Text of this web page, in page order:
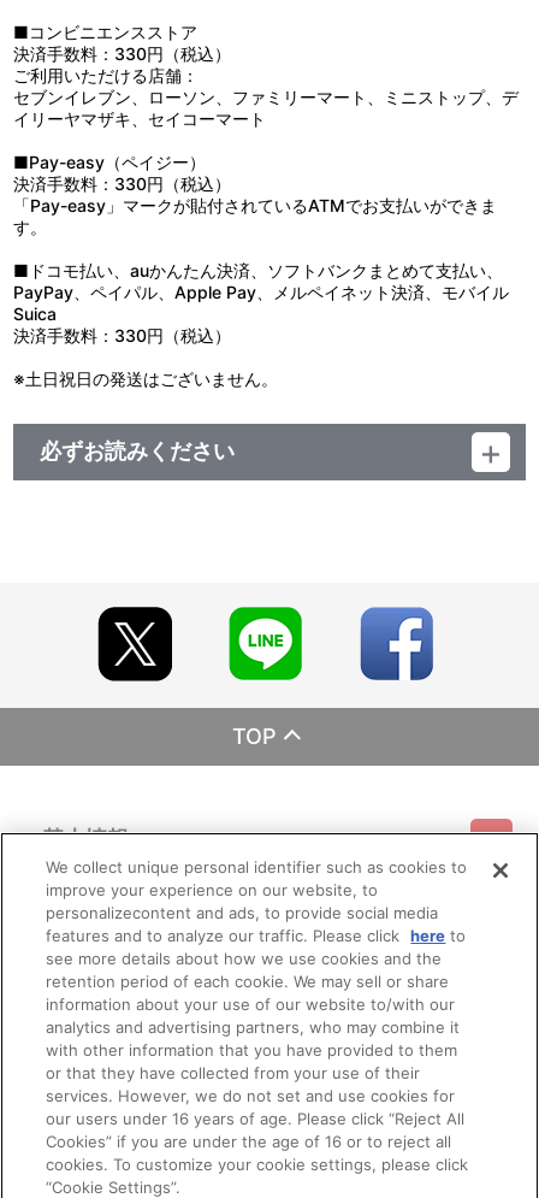
■コンビニエンスストア
決済手数料：330円（税込）
ご利用いただける店舗：
セブンイレブン、ローソン、ファミリーマート、ミニストップ、デ
イリーヤマザキ、セイコーマート
■Pay-easy（ペイジー）
決済手数料：330円（税込）
「Pay-easy」マークが貼付されているATMでお支払いができま
す。
■ドコモ払い、auかんたん決済、ソフトバンクまとめて支払い、
PayPay、ペイパル、Apple Pay、メルペイネット決済、モバイル
Suica
決済手数料：330円（税込）
※土日祝日の発送はございません。
必ずお読みください
【商品の取り扱い】
・サンライズストア（https://p-bandai.jp/sunrise-store/）
・A-on STORE（https://a-onstore.jp/）
・他、一般店舗
※イベント会場・催事会場や海外等で販売する場合がありま
※詳細は公式サイト等でご案内致します。
■商品について
※本商品は、2025年7月12日（土）より『魔神英雄伝ワタル＆
魔神創造伝ワタル展』会場等にて販売された商品と同じ仕様となり
ます。
※本商品は、サンライズストア 他、一般店舗にて販売される商
品と同じ仕様となります。
※本商品は準備数に限りがございます。準備数に達した場合、
早期にご注文の受付を終了させていただくことがございます。
※ご要望多数の場合、お届け時期を変更し、再度受注を行うこ
とがございます。
※撮影環境やご利用のモニター環境により、実物と多少異なっ
て見える場合がございます。
※商品画像はイメージです。実際の商品仕様が異なる場合がご
ざいます。あらかじめご了承ください。
※すでにご注文しているかのご確認には、「マイページ」
→「ご注文履歴」にてご確認いただけます。
TOP
基本情報
利用規約 特定商取引法に基づく表示 プライバシーポリシー
プライバシーオプション 会社概要
ご利用情報
ご利用ガイド サイトマップ お問い合わせ
Do Not Sell or Share My Personal Information
会員メニュー
ログイン 会員規約 新規会員登録
その他のご案内
公式X バンダイナムコフィルムワークス
We collect unique personal identifier such as cookies to
improve your experience on our website, to
personalizecontent and ads, to provide social media
features and to analyze our traffic. Please click here to
see more details about how we use cookies and the
retention period of each cookie. We may sell or share
information about your use of our website to/with our
analytics and advertising partners, who may combine it
with other information that you have provided to them
or that they have collected from your use of their
services. However, we do not set and use cookies for
our users under 16 years of age. Please click “Reject All
Cookies” if you are under the age of 16 or to reject all
cookies. To customize your cookie settings, please click
“Cookie Settings”.